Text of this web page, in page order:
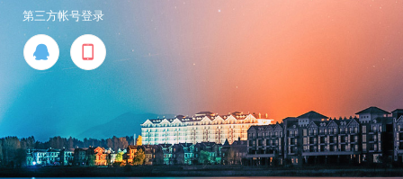
第三方帐号登录
 